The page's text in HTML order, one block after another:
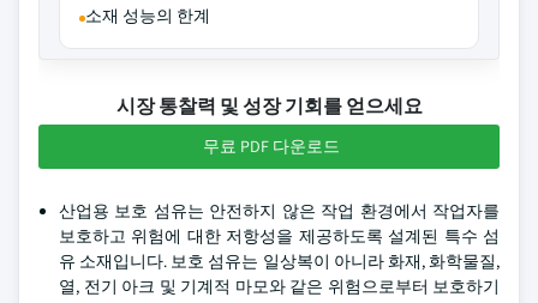
소재 성능의 한계
시장 통찰력 및 성장 기회를 얻으세요
무료 PDF 다운로드
산업용 보호 섬유는 안전하지 않은 작업 환경에서 작업자를
보호하고 위험에 대한 저항성을 제공하도록 설계된 특수 섬
유 소재입니다. 보호 섬유는 일상복이 아니라 화재, 화학물질,
열, 전기 아크 및 기계적 마모와 같은 위험으로부터 보호하기